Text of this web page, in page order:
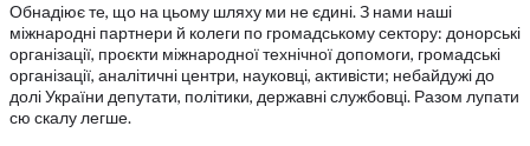
Обнадіює те, що на цьому шляху ми не єдині. З нами наші
міжнародні партнери й колеги по громадському сектору: донорські
організації, проєкти міжнародної технічної допомоги, громадські
організації, аналітичні центри, науковці, активісти; небайдужі до
долі України депутати, політики, державні службовці. Разом лупати
сю скалу легше.